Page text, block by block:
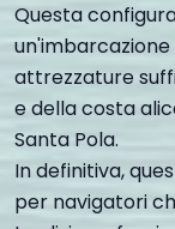
Questa
attrezzature
e della costa
Santa Pola.
In definitiva,
per navigatori